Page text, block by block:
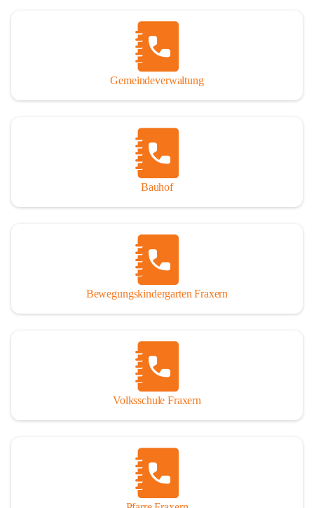
Gemeindeverwaltung
Bauhof
Bewegungskindergarten Fraxern
Volksschule Fraxern